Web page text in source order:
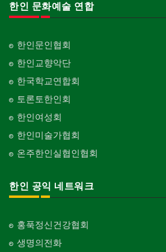
한인 문화예술 연합
한인문인협회
한인교향악단
한국학교연합회
토론토한인회
한인여성회
한인미술가협회
온주한인실협인협회
한인 공익 네트워크
홍푹정신건강협회
생명의전화